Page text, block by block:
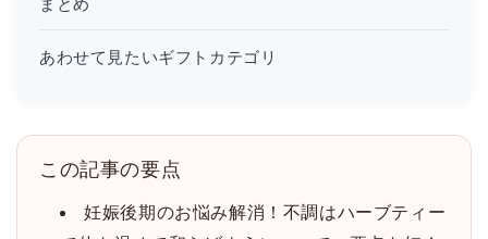
あわせて見たいギフトカテゴリ
この記事の要点
妊娠後期のお悩み解消！不調はハーブティー